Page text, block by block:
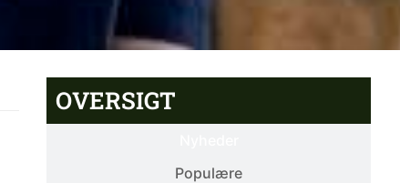
OVERSIGT
Populære